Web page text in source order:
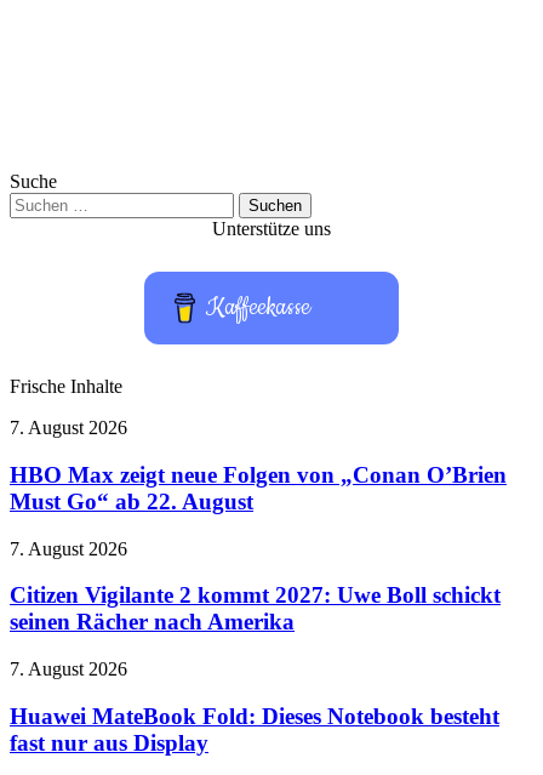
Suche
Suchen
nach:
Unterstütze uns
Kaffeekasse
Frische Inhalte
HBO
zeigt
neue
Folgen
„Conan
Must
Go“
22.
7. August 2026
HBO Max zeigt neue Folgen von „Conan O’Brien
Must Go“ ab 22. August
Citizen
2
kommt
2027:
Boll
seinen
Rächer
7. August 2026
Citizen Vigilante 2 kommt 2027: Uwe Boll schickt
seinen Rächer nach Amerika
Huawei
Fold:
Dieses
Notebook
7. August 2026
Huawei MateBook Fold: Dieses Notebook besteht
fast nur aus Display